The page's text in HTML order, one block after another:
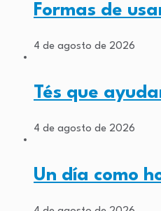
Formas de
4 de agosto de 2026
Tés que
4 de agosto de 2026
Un día como